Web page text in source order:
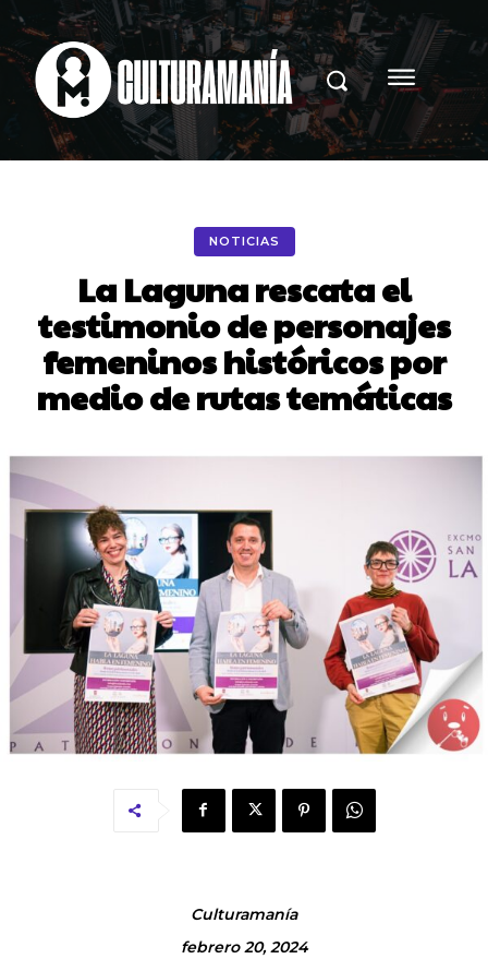
NOTICIAS
La Laguna rescata el
testimonio de personajes
femeninos históricos por
medio de rutas temáticas
Culturamanía
febrero 20, 2024